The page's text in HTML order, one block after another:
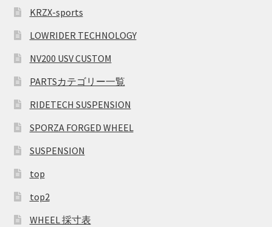
KRZX-sports
LOWRIDER TECHNOLOGY
NV200 USV CUSTOM
PARTSカテゴリー一覧
RIDETECH SUSPENSION
SPORZA FORGED WHEEL
SUSPENSION
top
top2
WHEEL 採寸表